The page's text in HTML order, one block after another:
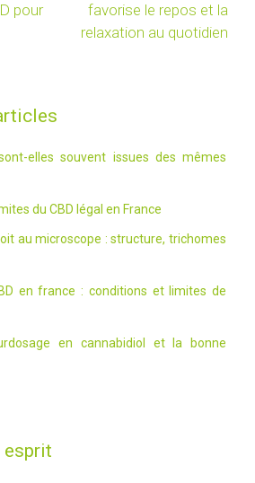
pour
favorise le repos et la
relaxation au quotidien
elles souvent issues des mêmes
du CBD légal en France
au microscope : structure, trichomes
en france : conditions et limites de
en cannabidiol et la bonne
esprit